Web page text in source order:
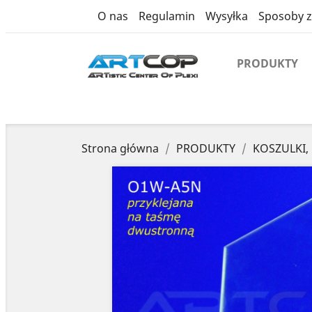
O nas Regulamin Wysyłka Sposoby
PRODUKTY
Strona główna PRODUKTY